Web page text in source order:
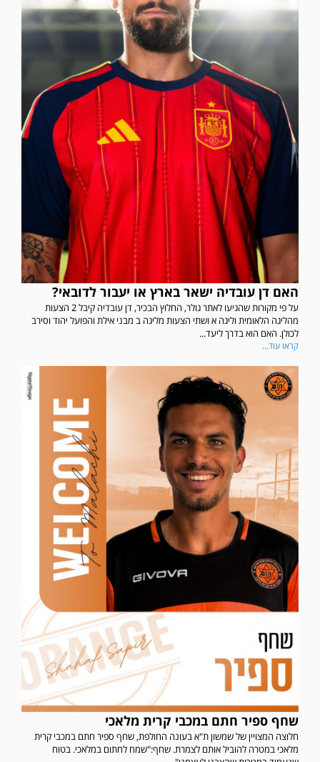
האם דן עובדיה ישאר בארץ או יעבור לדובאי?
על פי מקורות שהגיעו לאתר גולר, החלוץ הבכיר, דן עובדיה קיבל 2 הצעות
מהליגה הלאומית וליגה א ושתי הצעות מליגה ב מבני אילת והפועל יהוד וסירב
לכולן. האם הוא בדרך ליעד...
קראו עוד...
שחף ספיר חתם במכבי קרית מלאכי
חלוצה המצויין של שמשון ת"א בעונה החולפת, שחף ספיר חתם במכבי קרית
מלאכי במטרה להוביל אותם לצמרת. שחף:"שמח לחתום במלאכי. בטוח